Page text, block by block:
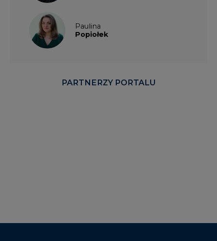
Paulina
Popiołek
PARTNERZY PORTALU